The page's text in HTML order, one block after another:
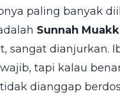
paling banyak
Sunnah
sangat dianjurkan.
tapi kalau
dianggap